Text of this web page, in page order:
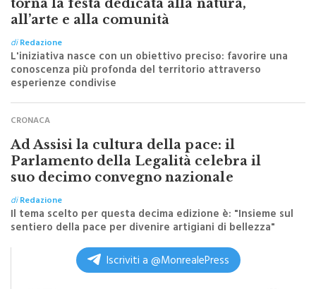
diRedazione
L'iniziativa nasce con un obiettivo preciso: favorire una
conoscenza più profonda del territorio attraverso
esperienze condivise
CRONACA
Ad Assisi la cultura della pace: il
Parlamento della Legalità celebra il
suo decimo convegno nazionale
diRedazione
Il tema scelto per questa decima edizione è: "Insieme sul
sentiero della pace per divenire artigiani di bellezza"
Iscriviti a @MonrealePress